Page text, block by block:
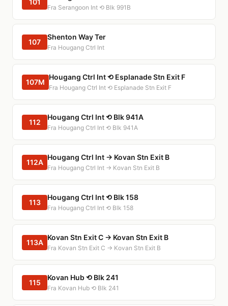
Fra Serangoon Int ⟲ Blk 991B
107
Shenton Way Ter
Fra Hougang Ctrl Int
107M
Hougang Ctrl Int ⟲ Esplanade Stn Exit F
Fra Hougang Ctrl Int ⟲ Esplanade Stn Exit F
112
Hougang Ctrl Int ⟲ Blk 941A
Fra Hougang Ctrl Int ⟲ Blk 941A
112A
Hougang Ctrl Int → Kovan Stn Exit B
Fra Hougang Ctrl Int → Kovan Stn Exit B
113
Hougang Ctrl Int ⟲ Blk 158
Fra Hougang Ctrl Int ⟲ Blk 158
113A
Kovan Stn Exit C → Kovan Stn Exit B
Fra Kovan Stn Exit C → Kovan Stn Exit B
115
Kovan Hub ⟲ Blk 241
Fra Kovan Hub ⟲ Blk 241